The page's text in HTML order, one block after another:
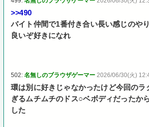
>>490
バイト仲間で1番付き合い長い感じのや
良いぞ好きになれ
502:名無しのブラウザゲーマー 2026/06/30(火)
環は別に好きじゃなかったけど今回のラ
ぎるムチムチのドス○ベボディだったか
した